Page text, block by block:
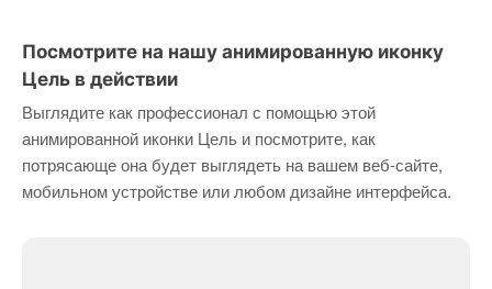
Посмотрите на нашу анимированную иконку
Цель в действии
Выглядите как профессионал с помощью этой
анимированной иконки Цель и посмотрите, как
потрясающе она будет выглядеть на вашем веб-сайте,
мобильном устройстве или любом дизайне интерфейса.